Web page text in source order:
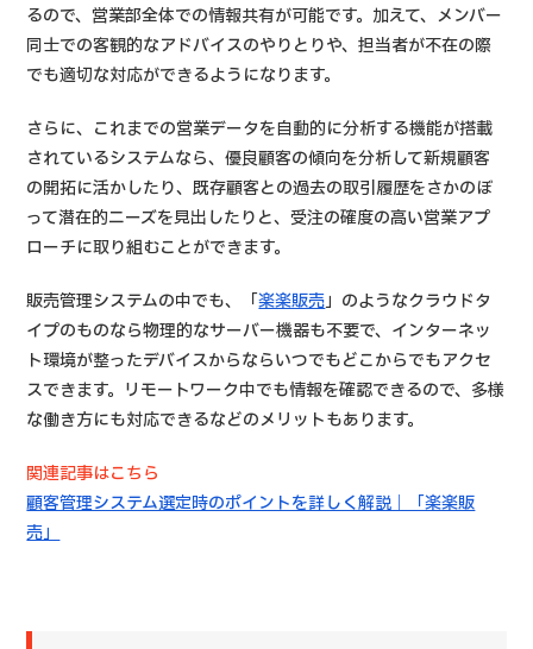
るので、営業部全体での情報共有が可能です。加えて、メンバー
同士での客観的なアドバイスのやりとりや、担当者が不在の際
でも適切な対応ができるようになります。
さらに、これまでの営業データを自動的に分析する機能が搭載
されているシステムなら、優良顧客の傾向を分析して新規顧客
の開拓に活かしたり、既存顧客との過去の取引履歴をさかのぼ
って潜在的ニーズを見出したりと、受注の確度の高い営業アプ
ローチに取り組むことができます。
販売管理システムの中でも、「楽楽販売」のようなクラウドタ
イプのものなら物理的なサーバー機器も不要で、インターネッ
ト環境が整ったデバイスからならいつでもどこからでもアクセ
スできます。リモートワーク中でも情報を確認できるので、多様
な働き方にも対応できるなどのメリットもあります。
関連記事はこちら
顧客管理システム選定時のポイントを詳しく解説｜「楽楽販
売」